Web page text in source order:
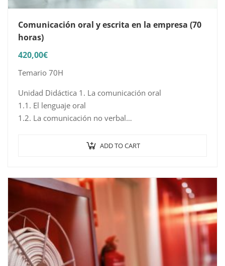
Comunicación oral y escrita en la empresa (70
horas)
420,00€
Temario 70H
Unidad Didáctica 1. La comunicación oral
1.1. El lenguaje oral
1.2. La comunicación no verbal
comunicación presencialADD TO CART